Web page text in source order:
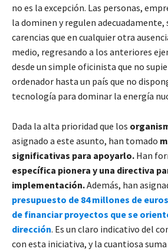
no es la excepción. Las personas,
la dominen y regulen
carencias que en cualquier otra
medio, regresando a los anteriores
desde un simple oficinista que no
ordenador hasta un país que no
tecnología para dominar la energía
Dada la alta prioridad que los
asignado a este asunto, han tomado
significativas para apoyarlo. Han
específica pionera y una directiva
implementación.Además, han
presupuesto de 84 millones de
de financiar proyectos que se
dirección. Es un claro indicativo del
con esta iniciativa, y la cuantiosa suma